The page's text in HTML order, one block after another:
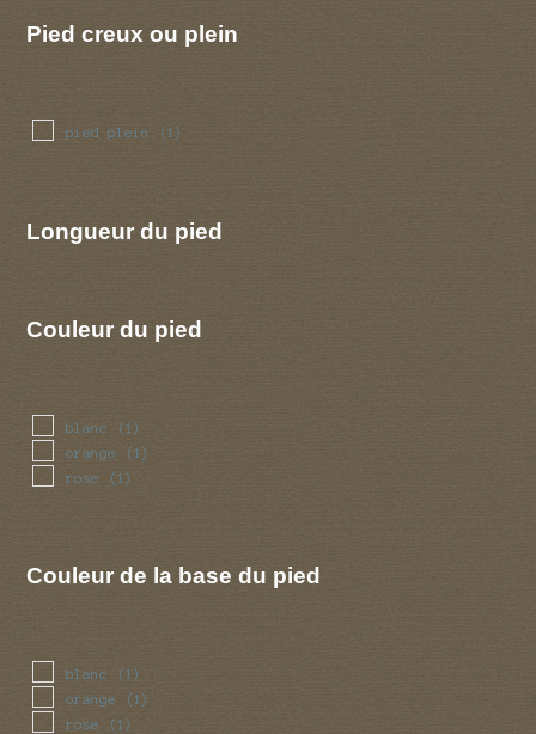
Pied creux ou plein
pied plein (1)
Longueur du pied
Couleur du pied
blanc (1)
orange (1)
rose (1)
Couleur de la base du pied
blanc (1)
orange (1)
rose (1)